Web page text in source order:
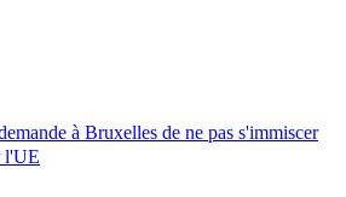
à Bruxelles de ne pas s'immiscer
l'UE